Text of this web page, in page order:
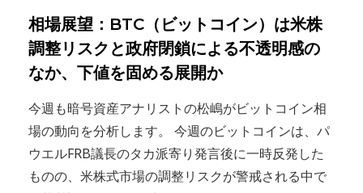
相場展望：BTC（ビットコイン）は米株
調整リスクと政府閉鎖による不透明感の
なか、下値を固める展開か
今週も暗号資産アナリストの松嶋がビットコイン相
場の動向を分析します。 今週のビットコインは、パ
ウエルFRB議長のタカ派寄り発言後に一時反発した
ものの、米株式市場の調整リスクが警戒される中で